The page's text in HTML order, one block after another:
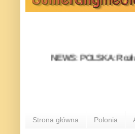
NEWS: POLSKA: Rozłam
Strona główna Polonia